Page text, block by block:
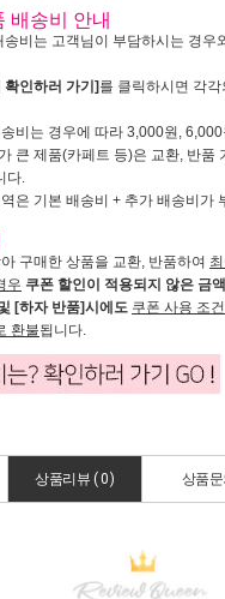
배송비 안내
비는 고객님이 부담하시는 경우
확인하러 가기] 를 클릭하시면 각
비는 경우에 따라 3,000원,
큰 제품(카페트 등)은 교환, 반품
다.
은 기본 배송비 + 추가 배송비가
구매한 상품을 교환, 반품하여
우 쿠폰 할인이 적용되지 않은 금
[하자 반품]시에도 쿠폰 사용 조
환불됩니다.
상품리뷰 ( 0) 상품문